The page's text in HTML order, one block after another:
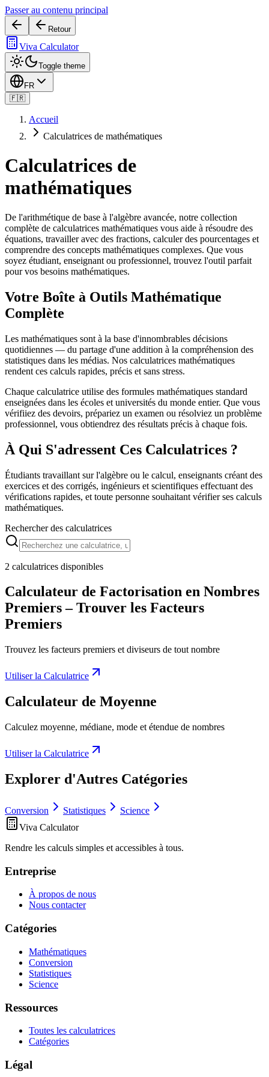
Passer au contenu principal
Retour
Viva Calculator
Toggle theme
FR
🇫🇷
Accueil
Calculatrices de mathématiques
Calculatrices de
mathématiques
De l'arithmétique de base à l'algèbre avancée, notre collection
complète de calculatrices mathématiques vous aide à résoudre des
équations, travailler avec des fractions, calculer des pourcentages et
comprendre des concepts mathématiques complexes. Que vous
soyez étudiant, enseignant ou professionnel, trouvez l'outil parfait
pour vos besoins mathématiques.
Votre Boîte à Outils Mathématique
Complète
Les mathématiques sont à la base d'innombrables décisions
quotidiennes — du partage d'une addition à la compréhension des
statistiques dans les médias. Nos calculatrices mathématiques
rendent ces calculs rapides, précis et sans stress.
Chaque calculatrice utilise des formules mathématiques standard
enseignées dans les écoles et universités du monde entier. Que vous
vérifiiez des devoirs, prépariez un examen ou résolviez un problème
professionnel, vous obtiendrez des résultats précis à chaque fois.
À Qui S'adressent Ces Calculatrices ?
Étudiants travaillant sur l'algèbre ou le calcul, enseignants créant des
exercices et des corrigés, ingénieurs et scientifiques effectuant des
vérifications rapides, et toute personne souhaitant vérifier ses calculs
mathématiques.
Rechercher des calculatrices
2 calculatrices disponibles
Calculateur de Factorisation en Nombres
Premiers – Trouver les Facteurs
Premiers
Trouvez les facteurs premiers et diviseurs de tout nombre
Utiliser la Calculatrice
Calculateur de Moyenne
Calculez moyenne, médiane, mode et étendue de nombres
Utiliser la Calculatrice
Explorer d'Autres Catégories
Conversion Statistiques
Science
Viva Calculator
Rendre les calculs simples et accessibles à tous.
Entreprise
À propos de nous
Nous contacter
Catégories
Mathématiques
Conversion
Statistiques
Science
Ressources
Toutes les calculatrices
Catégories
Légal